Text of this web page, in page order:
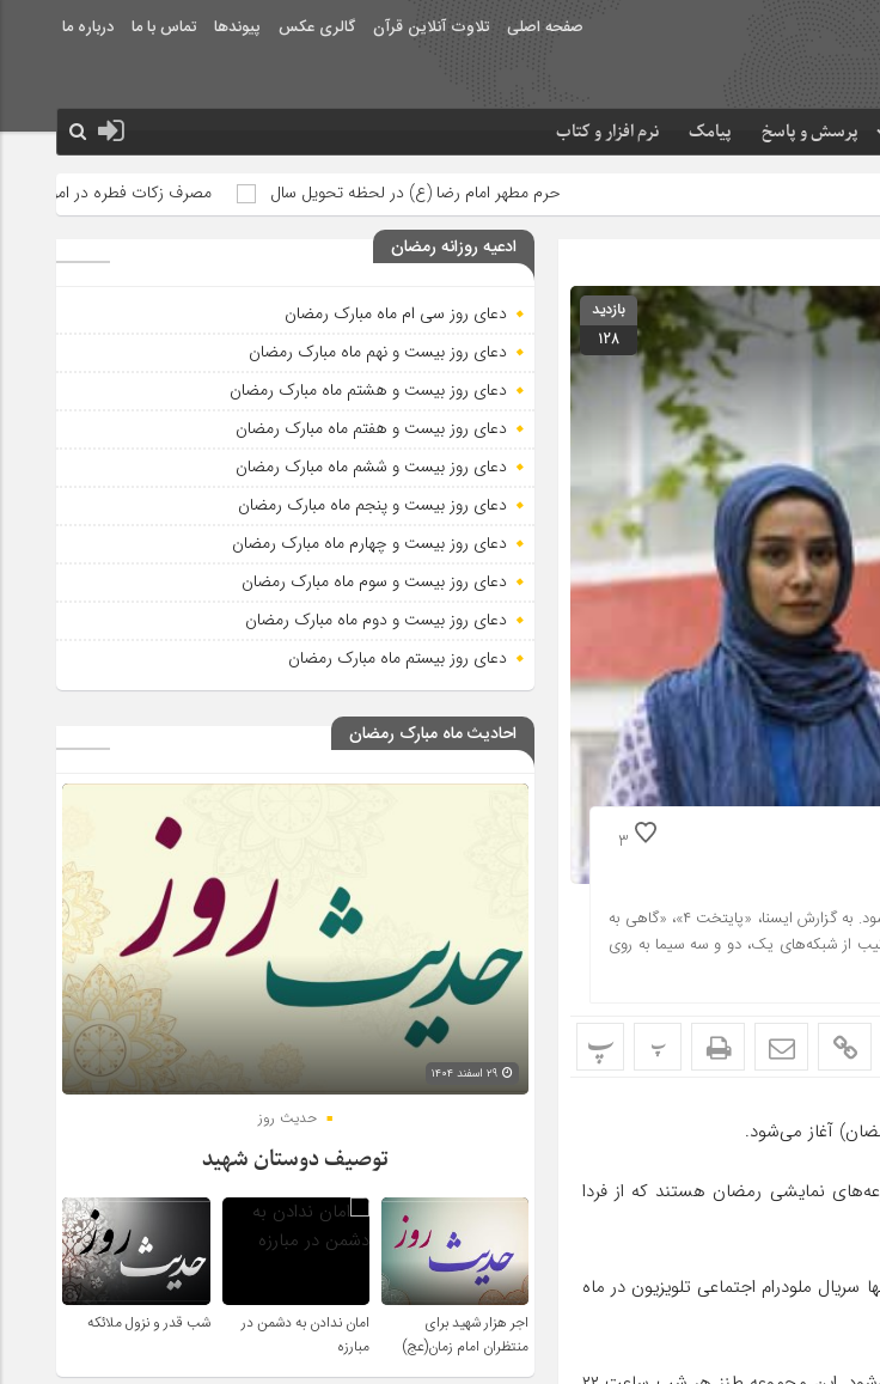
صفحه اصلی تلاوت آنلاین قرآن گالری عکس پیوندها تماس با ما درباره ما
پرسش و پاسخ پیامک نرم افزار و کتاب
حرم مطهر امام رضا (ع) در لحظه تحویل سال مصرف زکات فطره در امور فرهنگی جلوه‌های
بازدید
128
3
پخش سریال‌های ماه مبارک رمضان از پنج‌شنبه شب – ۲۸ خرداد ماه – (اولین روز از ماه رمضان) آغاز می‌شود. به گزارش ایسنا، «پایتخت ۴»، «گاهی به
شب به ترتیب از شبکه‌های یک، دو و سه سیما به روی
پ پ
۴»، «گاهی به پشت سر نگاه کن» و «دردسرهای عظیم۲» مجموعه‌های نمایشی رمضان هستند که از فردا
ملودرام اجتماعی تلویزیون در ماه
ادعیه روزانه رمضان
دعای روز سی ام ماه مبارک رمضان
دعای روز بیست و نهم ماه مبارک رمضان
دعای روز بیست و هشتم ماه مبارک رمضان
دعای روز بیست و هفتم ماه مبارک رمضان
دعای روز بیست و ششم ماه مبارک رمضان
دعای روز بیست و پنجم ماه مبارک رمضان
دعای روز بیست و چهارم ماه مبارک رمضان
دعای روز بیست و سوم ماه مبارک رمضان
دعای روز بیست و دوم ماه مبارک رمضان
دعای روز بیستم ماه مبارک رمضان
احادیث ماه مبارک رمضان
حدیث روز
توصیف دوستان شهید
اجر هزار شهید برای
منتظران امام زمان(عج)
امان ندادن به دشمن در
مبارزه
شب قدر و نزول ملائکه